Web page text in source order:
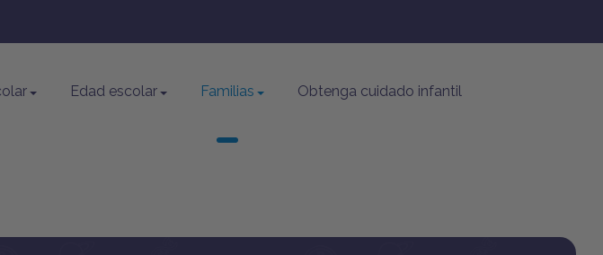
Edad escolar Familias Obtenga cuidado infantil